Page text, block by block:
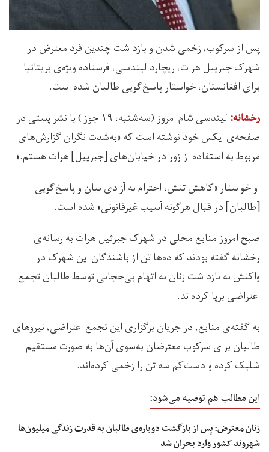
پس از سرکوب، زخمی شدن و بازداشت چندین فرد معترض در
شهرک جبرییل هرات، ریچارد لیندسی، فرستاده ویژه‌‌ی بریتانیا
برای افغانستان، خواستار پاسخ‌گویی طالبان شده است.
رخشانه:
لیندسی شام امروز (سه‌شنبه، ۱۹ جوزا) با نشر پستی در
صفحه‌ی ایکس خود نوشته است که «به‌شدت نگران گزارش‌های
مربوط به استفاده از زور در خیابان‌های [جبرییل] هرات هستم.»
او خواستار «کاهش تنش، احترام به آزادی بیان و پاسخ‌گویی
[طالبان] در قبال هرگونه آسیب غیرقانونی» شده است.
صبح امروز منابع محلی در شهرک جبرئیل هرات به رسانه‌ی
رخشانه گفته بودند که ده‌ها تن از باشندگان این شهرک در
واکنش به بازداشت زنان به اتهام بی‌حجابی توسط طالبان تجمع
اعتراضی برپا کرده‌اند.
به گفته‌ی منابع، در جریان برگزاری این تجمع اعتراضی، نیروهای
طالبان برای سرکوب معترضان به‌سوی آن‌ها به صورت مستقیم
شلیک کرده و دست‌کم سه تن را زخمی کرده‌اند.
این مطالب هم توصیه می‌شود:
زنان معترض: پس از بازگشت دوباره‌ی طالبان به قدرت زندگی میلیون‌ها
شهروند کشور وارد بحران شد